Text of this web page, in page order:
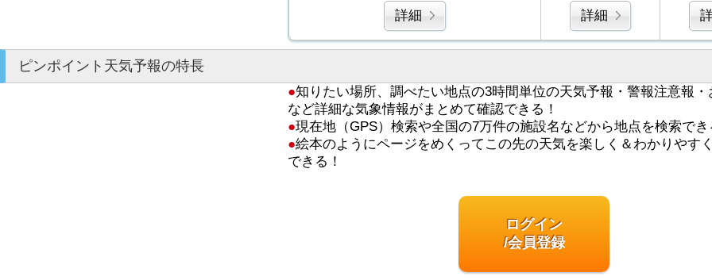
詳細 詳細
ピンポイント天気予報の特長
●知りたい場所、調べたい地点の3時間単位の天気予報・警報注意報・
など詳細な気象情報がまとめて確認できる！
●現在地（GPS）検索や全国の7万件の施設名などから地点を検索でき
●絵本のようにページをめくってこの先の天気を楽しく＆わかりやす
できる！
ログイン
/会員登録